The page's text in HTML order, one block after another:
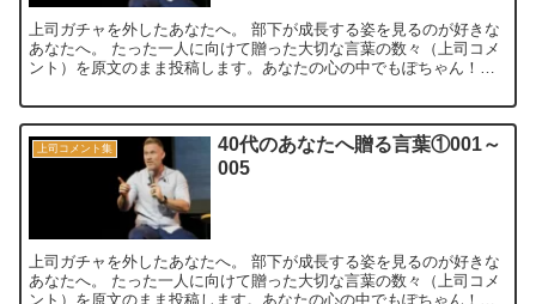
上司ガチャを外したあなたへ。 部下が成長する姿を見るのが好きな
あなたへ。 たった一人に向けて贈った大切な言葉の数々（上司コメ
ント）を原文のまま投稿します。あなたの心の中でもぽちゃん！っ
上司コメント集
40代のあなたへ贈る言葉①001～
005
上司ガチャを外したあなたへ。 部下が成長する姿を見るのが好きな
あなたへ。 たった一人に向けて贈った大切な言葉の数々（上司コメ
ント）を原文のまま投稿します。あなたの心の中でもぽちゃん！っ